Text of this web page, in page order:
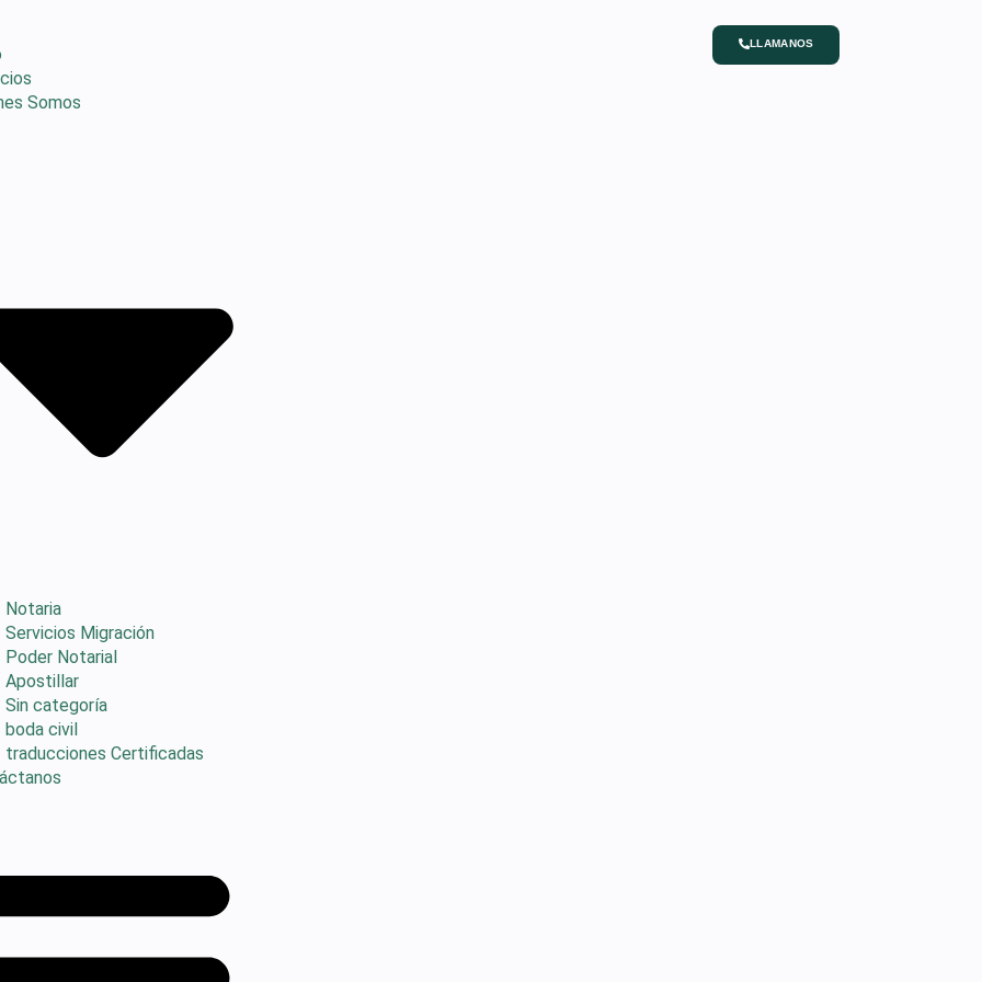
Somos
Notaria
Servicios Migración
Poder Notarial
Apostillar
Sin categoría
boda civil
traducciones Certificadas
LLAMANOS